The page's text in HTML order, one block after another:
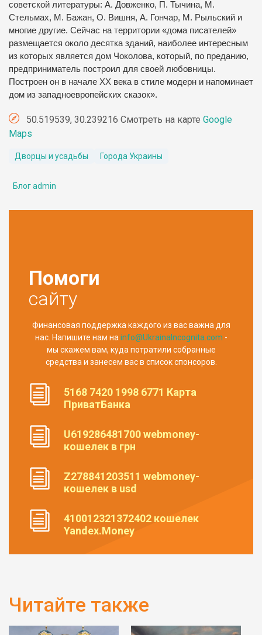
советской литературы: А. Довженко, П. Тычина, М.
Стельмах, М. Бажан, О. Вишня, А. Гончар, М. Рыльский и
многие другие. Сейчас на территории «дома писателей»
размещается около десятка зданий, наиболее интересным
из которых является дом Чоколова, который, по преданию,
предприниматель построил для своей любовницы.
Построен он в начале ХХ века в стиле модерн и напоминает
дом из западноевропейских сказок».
50.519539, 30.239216 Смотреть на карте Google
Maps
Дворцы и усадьбы Города Украины
Блог admin
Помоги
сайту
Финансовая поддержка каждого из вас важна для
нас. Напишите нам на info@UkrainaIncognita.com -
мы скажем вам, куда потратили собранные
средства и занесем вас в список спонсоров.
5168 7420 1998 6771 Карта
ПриватБанка
U619286481700 webmoney-
кошелек в грн
Z278841203511 webmoney-
кошелек в usd
410012321372402 кошелек
Yandex.Money
Читайте также